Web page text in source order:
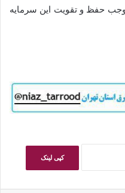
حفظ و تقویت این سرمایه
کپی لینک